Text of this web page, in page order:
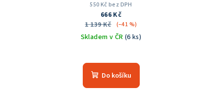
550 Kč bez DPH
666 Kč
1 139 Kč
(–41 %)
Skladem v ČR (6 ks)
hodnocení
produktu
Do košíku